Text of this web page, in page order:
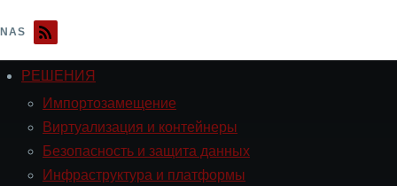
NAS
Навигация
РЕШЕНИЯ
РЕШЕНИЯ
Импортозамещение
Виртуализация и контейнеры
Безопасность и защита данных
Инфраструктура и платформы